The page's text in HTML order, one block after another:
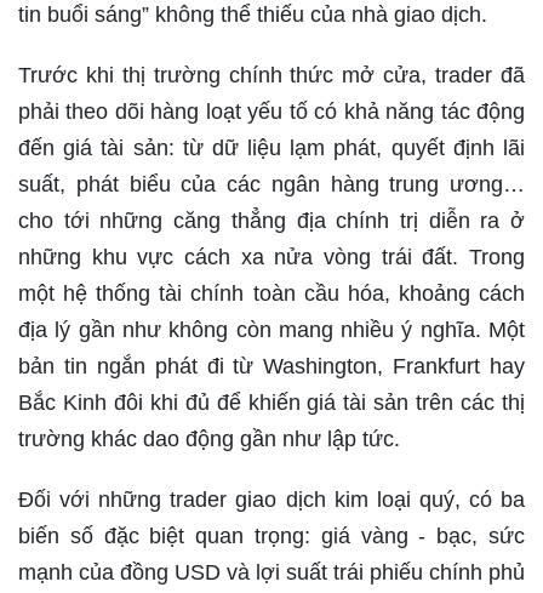
tin buổi sáng” không thể thiếu của nhà giao dịch.
Trước khi thị trường chính thức mở cửa, trader đã
phải theo dõi hàng loạt yếu tố có khả năng tác động
đến giá tài sản: từ dữ liệu lạm phát, quyết định lãi
suất, phát biểu của các ngân hàng trung ương…
cho tới những căng thẳng địa chính trị diễn ra ở
những khu vực cách xa nửa vòng trái đất. Trong
một hệ thống tài chính toàn cầu hóa, khoảng cách
địa lý gần như không còn mang nhiều ý nghĩa. Một
bản tin ngắn phát đi từ Washington, Frankfurt hay
Bắc Kinh đôi khi đủ để khiến giá tài sản trên các thị
trường khác dao động gần như lập tức.
Đối với những trader giao dịch kim loại quý, có ba
biến số đặc biệt quan trọng: giá vàng - bạc, sức
mạnh của đồng USD và lợi suất trái phiếu chính phủ